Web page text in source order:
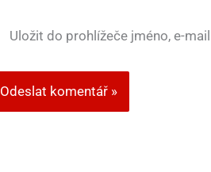
Uložit do prohlížeče jméno, e-